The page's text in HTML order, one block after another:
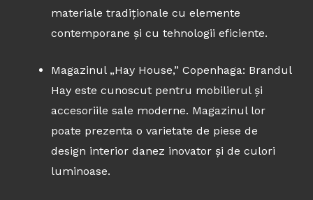
materiale tradiționale cu elemente
contemporane și cu tehnologii eficiente.
Magazinul „Hay House,” Copenhaga: Brandul
Hay este cunoscut pentru mobilierul și
accesoriile sale moderne. Magazinul lor
poate prezenta o varietate de piese de
design interior danez inovator și de culori
luminoase.